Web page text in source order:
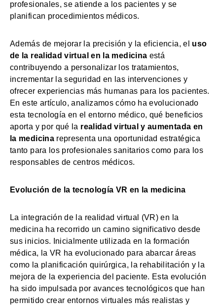
profesionales, se atiende a los pacientes y se
planifican procedimientos médicos.
Además de mejorar la precisión y la eficiencia, el uso
de la realidad virtual en la medicina está
contribuyendo a personalizar los tratamientos,
incrementar la seguridad en las intervenciones y
ofrecer experiencias más humanas para los pacientes.
En este artículo, analizamos cómo ha evolucionado
esta tecnología en el entorno médico, qué beneficios
aporta y por qué la realidad virtual y aumentada en
la medicinarepresenta una oportunidad estratégica
tanto para los profesionales sanitarios como para los
responsables de centros médicos.
Evolución de la tecnología VR en la medicina
La integración de la realidad virtual (VR) en la
medicina ha recorrido un camino significativo desde
sus inicios. Inicialmente utilizada en la formación
médica, la VR ha evolucionado para abarcar áreas
como la planificación quirúrgica, la rehabilitación y la
mejora de la experiencia del paciente. Esta evolución
ha sido impulsada por avances tecnológicos que han
permitido crear entornos virtuales más realistas y